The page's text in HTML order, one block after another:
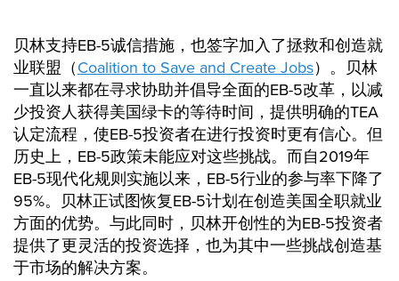
贝林支持EB-5诚信措施，也签字加入了拯救和创造就
业联盟（Coalition to Save and Create Jobs）。贝林
一直以来都在寻求协助并倡导全面的EB-5改革，以减
少投资人获得美国绿卡的等待时间，提供明确的TEA
认定流程，使EB-5投资者在进行投资时更有信心。但
历史上，EB-5政策未能应对这些挑战。而自2019年
EB-5现代化规则实施以来，EB-5行业的参与率下降了
95%。贝林正试图恢复EB-5计划在创造美国全职就业
方面的优势。与此同时，贝林开创性的为EB-5投资者
提供了更灵活的投资选择，也为其中一些挑战创造基
于市场的解决方案。